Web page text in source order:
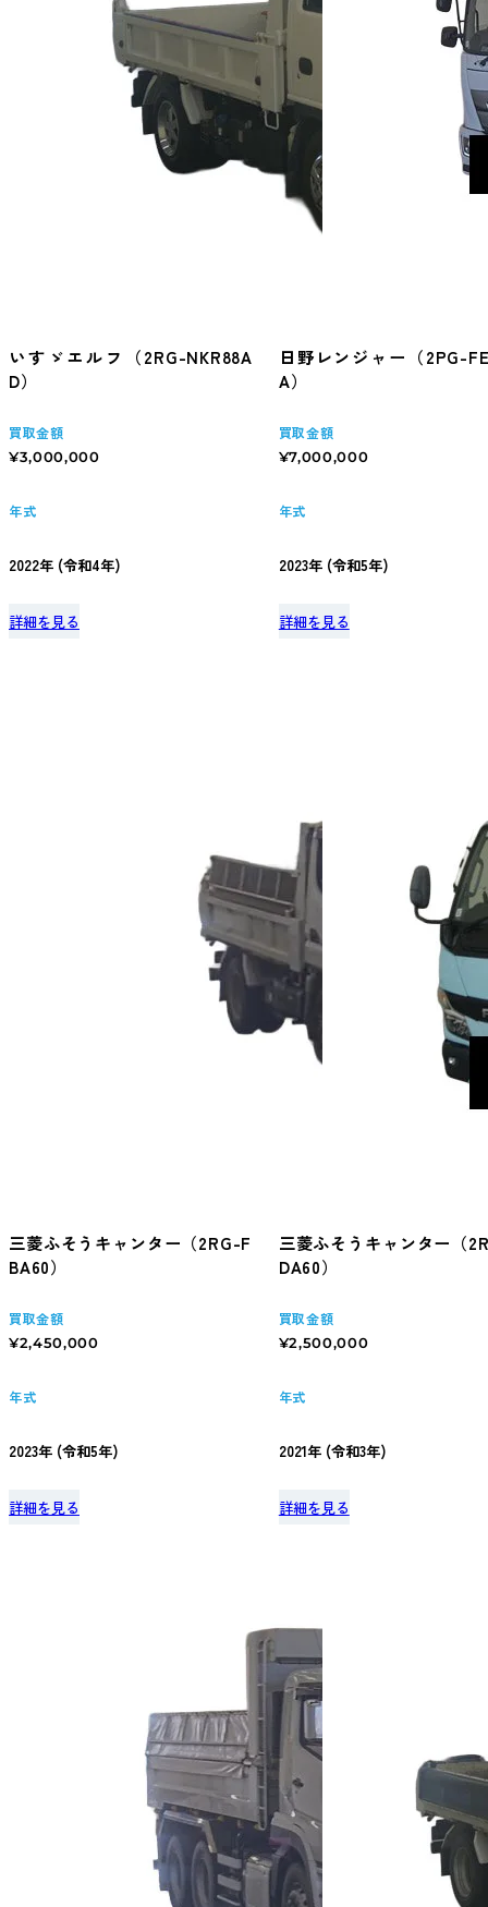
いすゞエルフ（2RG-NKR88A
D）
買取金額
¥3,000,000
年式
2022年 (令和4年)
詳細を見る
日野レンジャー（2PG-
A）
買取金額
¥7,000,000
年式
2023年 (令和5年)
詳細を見る
三菱ふそうキャンター（2RG-F
BA60）
買取金額
¥2,450,000
年式
2023年 (令和5年)
詳細を見る
三菱ふそうキャンター（
DA60）
買取金額
¥2,500,000
年式
2021年 (令和3年)
詳細を見る